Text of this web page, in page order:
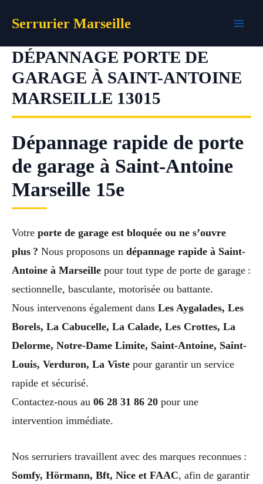
Serrurier Marseille
DÉPANNAGE PORTE DE
GARAGE À SAINT-ANTOINE
MARSEILLE 13015
Dépannage rapide de porte
de garage à Saint-Antoine
Marseille 15e
Votre porte de garage est bloquée ou ne s’ouvre
plus ? Nous proposons un dépannage rapide à Saint-
Antoine à Marseille pour tout type de porte de garage :
sectionnelle, basculante, motorisée ou battante.
Nous intervenons également dans Les Aygalades, Les
Borels, La Cabucelle, La Calade, Les Crottes, La
Delorme, Notre-Dame Limite, Saint-Antoine, Saint-
Louis, Verduron, La Viste pour garantir un service
rapide et sécurisé.
Contactez-nous au 06 28 31 86 20 pour une
intervention immédiate.
Nos serruriers travaillent avec des marques reconnues :
Somfy, Hörmann, Bft, Nice et FAAC, afin de garantir